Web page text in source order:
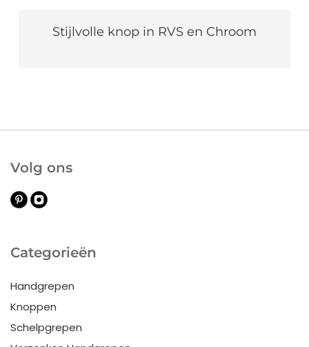
Stijlvolle knop in RVS en Chroom
Categorieën
Handgrepen
Knoppen
Schelpgrepen
Volg ons